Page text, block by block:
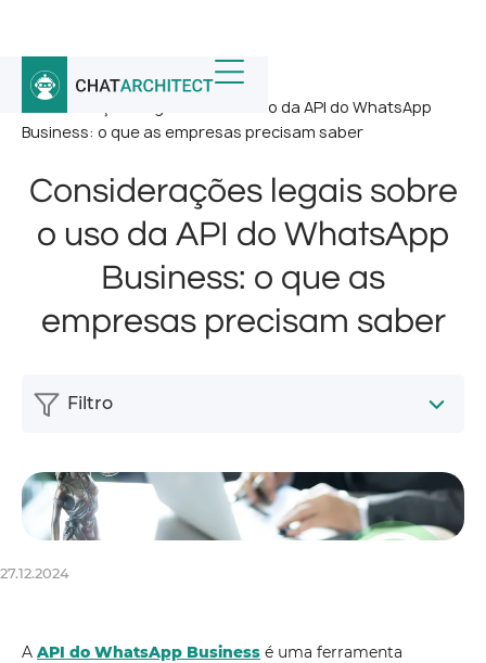
Início Notícias /
Considerações legais sobre o uso da API do WhatsApp
Business: o que as empresas precisam saber
Considerações legais sobre
o uso da API do WhatsApp
Business: o que as
empresas precisam saber
27.12.2024
A API do WhatsApp Business é uma ferramenta
Filtro